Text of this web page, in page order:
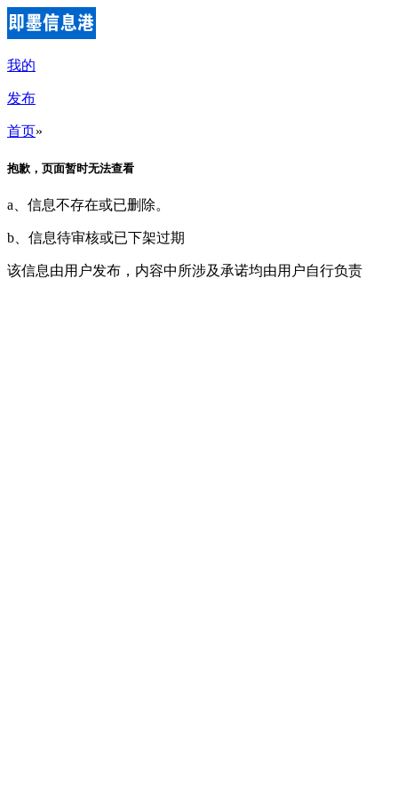
我的
发布
首页»
抱歉，页面暂时无法查看
a、信息不存在或已删除。
b、信息待审核或已下架过期
该信息由用户发布，内容中所涉及承诺均由用户自行负责